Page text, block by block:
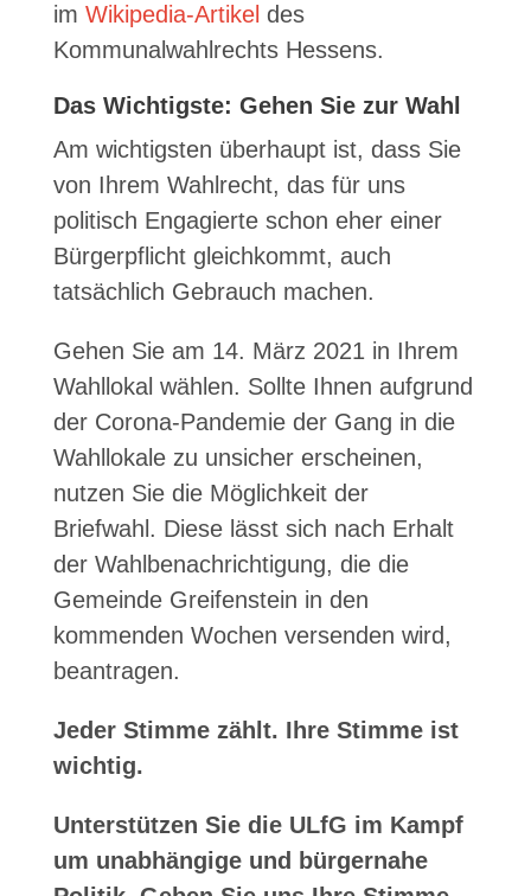
im Wikipedia-Artikel des
Kommunalwahlrechts Hessens.
Das Wichtigste: Gehen Sie zur Wahl
Am wichtigsten überhaupt ist, dass Sie
von Ihrem Wahlrecht, das für uns
politisch Engagierte schon eher einer
Bürgerpflicht gleichkommt, auch
tatsächlich Gebrauch machen.
Gehen Sie am 14. März 2021 in Ihrem
Wahllokal wählen. Sollte Ihnen aufgrund
der Corona-Pandemie der Gang in die
Wahllokale zu unsicher erscheinen,
nutzen Sie die Möglichkeit der
Briefwahl. Diese lässt sich nach Erhalt
der Wahlbenachrichtigung, die die
Gemeinde Greifenstein in den
kommenden Wochen versenden wird,
beantragen.
Jeder Stimme zählt. Ihre Stimme ist
wichtig.
Unterstützen Sie die ULfG im Kampf
um unabhängige und bürgernahe